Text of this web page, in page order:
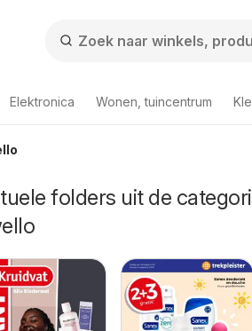
Elektronica Wonen, tuincentrum
folders uit de